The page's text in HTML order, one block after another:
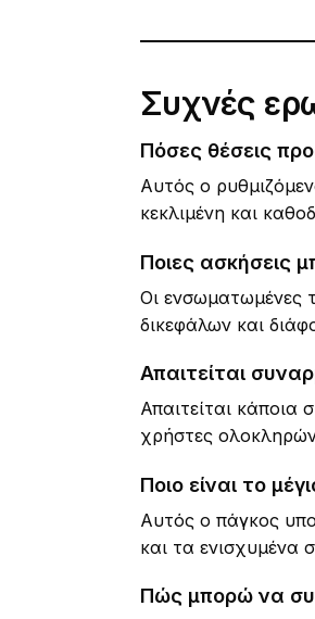
Συχνές
Πόσες θέσεις
Αυτός ο
κεκλιμένη και
Ποιες ασκήσεις
Οι ενσωματωμένες
δικεφάλων και
Απαιτείται
Απαιτείται κάποια
χρήστες
Ποιο είναι το
Αυτός ο πάγκος
και τα ενισχυμένα
Πώς μπορώ να